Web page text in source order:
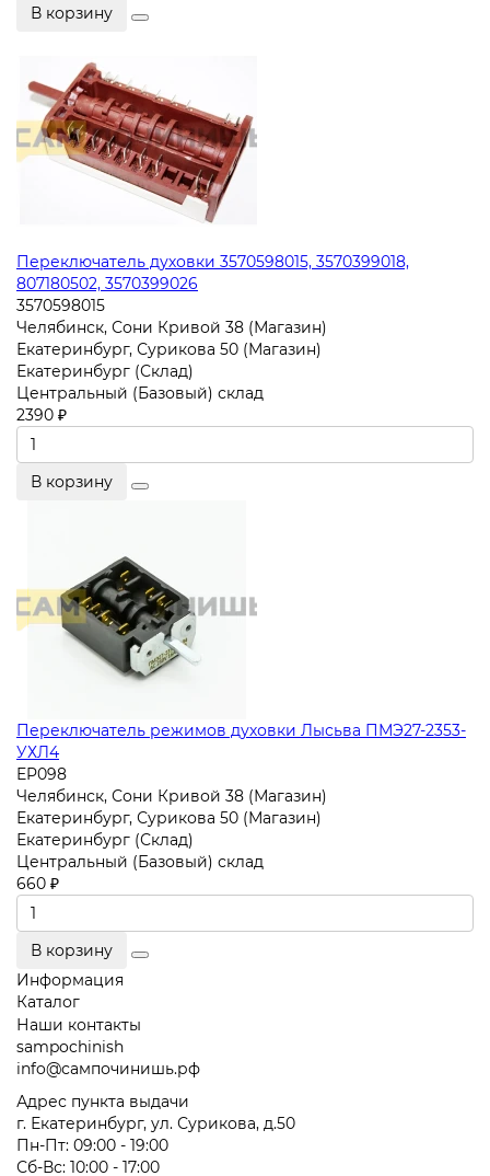
В корзину
Переключатель духовки 3570598015, 3570399018,
807180502, 3570399026
3570598015
Челябинск, Сони Кривой 38 (Магазин)
Екатеринбург, Сурикова 50 (Магазин)
Екатеринбург (Склад)
Центральный (Базовый) склад
2390 ₽
В корзину
Переключатель режимов духовки Лысьва ПМЭ27-2353-
УХЛ4
EP098
Челябинск, Сони Кривой 38 (Магазин)
Екатеринбург, Сурикова 50 (Магазин)
Екатеринбург (Склад)
Центральный (Базовый) склад
660 ₽
В корзину
Информация
Каталог
Наши контакты
sampochinish
info@сампочинишь.рф
Адрес пункта выдачи
г. Екатеринбург, ул. Сурикова, д.50
Пн-Пт: 09:00 - 19:00
Сб-Вс: 10:00 - 17:00